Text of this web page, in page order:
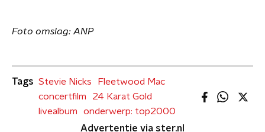
Foto omslag: ANP
Tags Stevie Nicks
Fleetwood Mac
concertfilm
24 Karat Gold
livealbum
onderwerp: top2000
Advertentie via ster.nl